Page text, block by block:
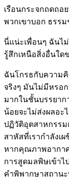
เรือนกระจกถดถอ
พวกเขาบอก ธรร
นี่แน่ะเพื่อนๆ ฉันไ
รู้สึกเหนือสิ่งอื่นใ
ฉันโกรธกับความ
จริงๆ มันไม่มีหรอ
มากในชั้นบรรยาก
น้อยจะไม่ส่งผลอะ
ปฏิวัติอุตสาหกรรม
สาหัสที่เรากำลังเ
หากคุณภาพอากา
การสูดมลพิษเข้า
คำพิพากษาสถาน